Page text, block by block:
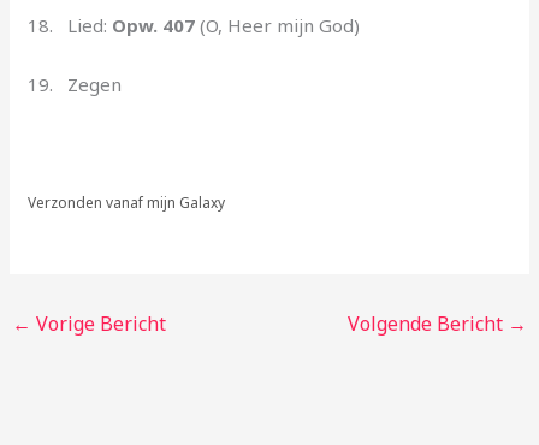
18. Lied: Opw. 407(O, Heer mijn God)
19. Zegen
Verzonden vanaf mijn Galaxy
← Vorige Bericht Volgende Bericht →